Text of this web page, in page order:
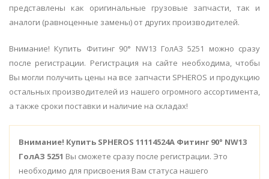
представлены как оригинальные грузовые запчасти, так и
аналоги (равноценные замены) от других производителей.
Внимание! Купить Фитинг 90° NW13 ГолАЗ 5251 можно сразу
после регистрации. Регистрация на сайте необходима, чтобы
Вы могли получить цены на все запчасти SPHEROS и продукцию
остальных производителей из нашего огромного ассортимента,
а также сроки поставки и наличие на складах!
Внимание! Купить SPHEROS 11114524A Фитинг 90° NW13
ГолАЗ 5251 Вы сможете сразу после регистрации. Это
необходимо для присвоения Вам статуса нашего